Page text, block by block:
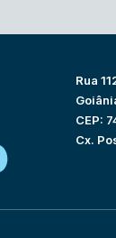
Rua
CEP:
Cx.